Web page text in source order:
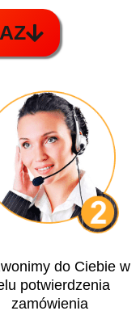
do Ciebie w
potwierdzenia
zamówienia